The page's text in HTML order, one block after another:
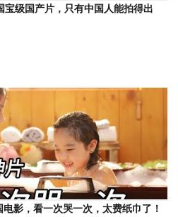
宝级国产片，只有中国人能拍得出
影，看一次哭一次，太费纸巾了！